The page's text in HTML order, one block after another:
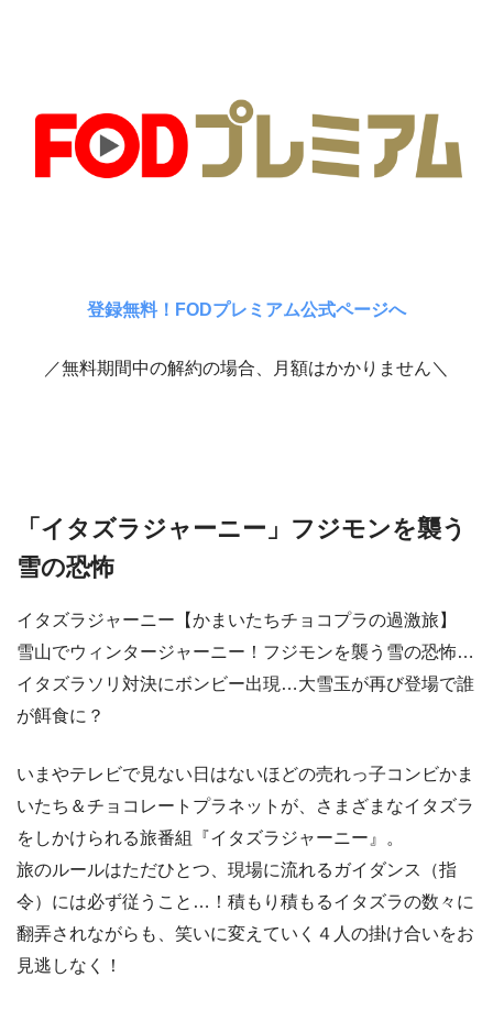
登録無料！FODプレミアム公式ページへ
／無料期間中の解約の場合、月額はかかりません＼
「イタズラジャーニー」フジモンを襲う
雪の恐怖
イタズラジャーニー【かまいたちチョコプラの過激旅】
雪山でウィンタージャーニー！フジモンを襲う雪の恐怖…
イタズラソリ対決にボンビー出現…大雪玉が再び登場で誰
が餌食に？
いまやテレビで見ない日はないほどの売れっ子コンビかま
いたち＆チョコレートプラネットが、さまざまなイタズラ
をしかけられる旅番組『イタズラジャーニー』。
旅のルールはただひとつ、現場に流れるガイダンス（指
令）には必ず従うこと…！積もり積もるイタズラの数々に
翻弄されながらも、笑いに変えていく４人の掛け合いをお
見逃しなく！